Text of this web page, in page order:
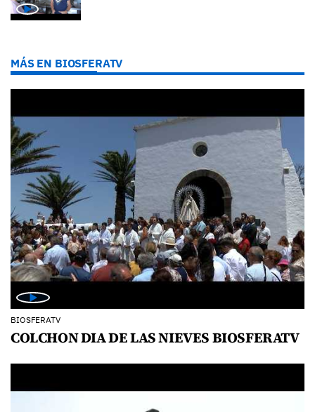
MÁS EN BIOSFERATV
BIOSFERATV
COLCHON DIA DE LAS NIEVES BIOSFERATV